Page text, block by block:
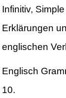
Infinitiv,
Erklärungen
englischen
Englisch
10.